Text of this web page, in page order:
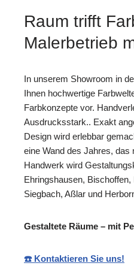
Raum trifft
Malerbetrieb
In unserem Showroom in
Ihnen hochwertige
Farbkonzepte vor.
Ausdrucksstark.. Exakt
Design wird erlebbar
eine Wand des Jahres, das
Handwerk wird
Ehringshausen,
Siegbach, Aßlar und
Gestaltete Räume – mit
☎️ Kontaktieren Sie uns!